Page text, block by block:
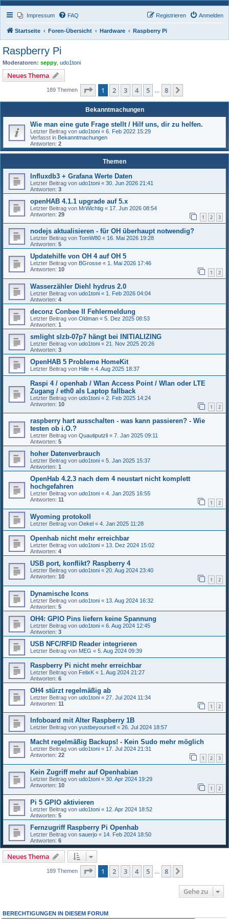
Impressum FAQ Anmelden
Registrieren
Startseite Foren-Übersicht Hardware Raspberry Pi
Raspberry Pi
Moderatoren: seppy udo1toni
Neues Thema
189 Themen Seite 1von
1 2 3 4 5 8
Bekanntmachungen
Wie man eine gute Frage stellt / Hilf uns, dir zu helfen.
Letzter Beitrag von udo1toni « 6. Feb 2022 15:29
Verfasst in Bekanntmachungen
Antworten: 2
Themen
Influxdb3 + Grafana Werte Daten
Letzter Beitrag von udo1toni « 30. Jun 2026 21:41
Antworten: 3
openHAB 4.1.1 upgrade auf 5.x
Letzter Beitrag von MrWichtig « 17. Jun 2026 08:54
Antworten: 29 1 2 3
nodejs aktualisieren - für OH überhaupt notwendig?
Letzter Beitrag von TomW80 « 16. Mai 2026 19:28
Antworten: 5
Updatehilfe von OH 4 auf OH 5
Letzter Beitrag von BGrosse « 1. Mai 2026 17:46
Antworten: 10 1 2
Wasserzähler Diehl hydrus 2.0
Letzter Beitrag von udo1toni « 1. Feb 2026 04:04
Antworten: 4
deconz Conbee II Fehlermeldung
Letzter Beitrag von Oldman « 5. Dez 2025 08:53
Antworten: 1
smlight slzb-07p7 hängt bei INITIALIZING
Letzter Beitrag von udo1toni « 21. Nov 2025 20:26
Antworten: 3
OpenHAB 5 Probleme HomeKit
Letzter Beitrag von Hille « 4. Aug 2025 18:37
Raspi 4 / openhab / Wlan Access Point / Wlan oder LTE
Zugang / eth0 als Laptop fallback
Letzter Beitrag von udo1toni « 2. Feb 2025 14:24
Antworten: 10 1 2
raspberry hart ausschalten - was kann passieren? - Wie
testen ob i.O.?
Letzter Beitrag von Quautiputzli « 7. Jan 2025 09:11
Antworten: 5
hoher Datenverbrauch
Letzter Beitrag von udo1toni « 5. Jan 2025 15:37
Antworten: 1
OpenHab 4.2.3 nach dem 4 neustart nicht komplett
hochgefahren
Letzter Beitrag von udo1toni « 4. Jan 2025 16:55
Antworten: 11 1 2
Wyoming protokoll
Letzter Beitrag von Oekel « 4. Jan 2025 11:28
Openhab nicht mehr erreichbar
Letzter Beitrag von udo1toni « 13. Dez 2024 15:02
Antworten: 4
USB port, konflikt? Raspberry 4
Letzter Beitrag von udo1toni « 20. Aug 2024 23:40
Antworten: 10 1 2
Dynamische Icons
Letzter Beitrag von udo1toni « 13. Aug 2024 16:32
Antworten: 5
OH4: GPIO Pins liefern keine Spannung
Letzter Beitrag von udo1toni « 6. Aug 2024 12:45
Antworten: 3
USB NFC/RFID Reader integrieren
Letzter Beitrag von MEG « 5. Aug 2024 09:39
Raspberry Pi nicht mehr erreichbar
Letzter Beitrag von FelixK « 1. Aug 2024 21:27
Antworten: 6
OH4 stürzt regelmäßig ab
Letzter Beitrag von udo1toni « 27. Jul 2024 11:34
Antworten: 11 1 2
Infoboard mit Alter Raspberry 1B
Letzter Beitrag von yustbeyourself « 26. Jul 2024 18:57
Macht regelmäßig Backups! - Kein Sudo mehr möglich
Letzter Beitrag von udo1toni « 17. Jul 2024 21:31
Antworten: 22 1 2 3
Kein Zugriff mehr auf Openhabian
Letzter Beitrag von udo1toni « 30. Apr 2024 19:29
Antworten: 10 1 2
Pi 5 GPIO aktivieren
Letzter Beitrag von udo1toni « 12. Apr 2024 18:52
Antworten: 5
Fernzugriff Raspberry Pi Openhab
Letzter Beitrag von sauerjo « 14. Feb 2024 18:50
Antworten: 6
Neues Thema
189 Themen Seite 1von
1 2 3 4 5 8
Gehe zu
BERECHTIGUNGEN IN DIESEM FORUM